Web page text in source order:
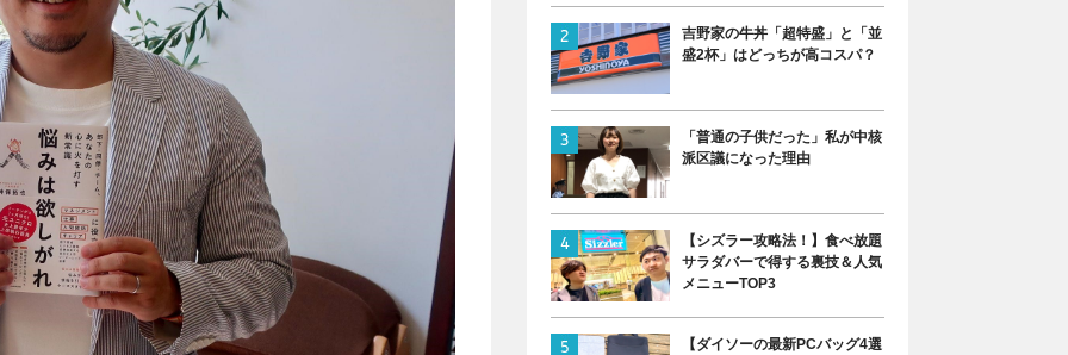
吉野家の牛丼「超特盛」と「並
盛2杯」はどっちが高コスパ？
「普通の子供だった」私が中核
派区議になった理由
【シズラー攻略法！】食べ放題
サラダバーで得する裏技＆人気
メニューTOP3
【ダイソーの最新PCバッグ4選